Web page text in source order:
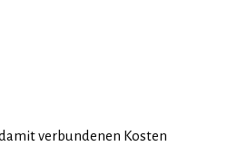
verbundenen Kosten